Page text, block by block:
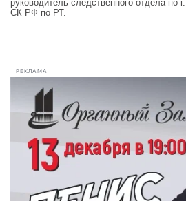
руководитель следственного отдела по
СК РФ по РТ.
РЕКЛАМА